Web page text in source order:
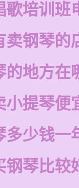
歌培训班
卖钢琴的
的地方在
小提琴便
多少钱一
钢琴比较